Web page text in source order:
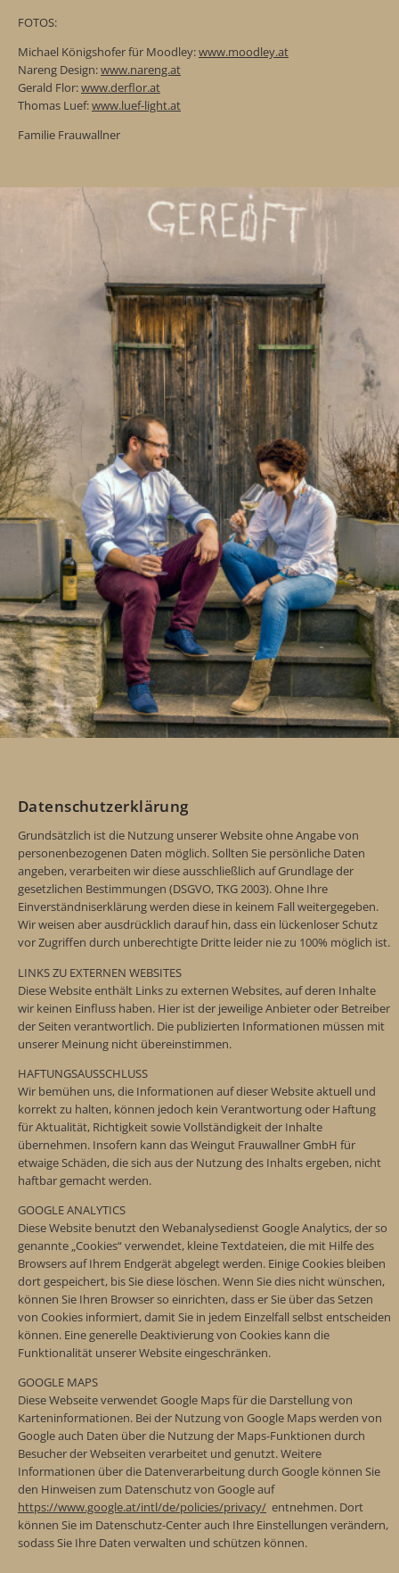
FOTOS:
Michael Königshofer für Moodley:www.moodley.at
Nareng Design:www.nareng.at
Gerald Flor:www.derflor.at
Thomas Luef:www.luef-light.at
Familie Frauwallner
Datenschutzerklärung
Grundsätzlich ist die Nutzung unserer Website ohne Angabe von
personenbezogenen Daten möglich. Sollten Sie persönliche Daten
angeben, verarbeiten wir diese ausschließlich auf Grundlage der
gesetzlichen Bestimmungen (DSGVO, TKG 2003). Ohne Ihre
Einverständniserklärung werden diese in keinem Fall weitergegeben.
Wir weisen aber ausdrücklich darauf hin, dass ein lückenloser Schutz
vor Zugriffen durch unberechtigte Dritte leider nie zu 100% möglich ist.
LINKS ZU EXTERNEN WEBSITES
Diese Website enthält Links zu externen Websites, auf deren Inhalte
wir keinen Einfluss haben. Hier ist der jeweilige Anbieter oder Betreiber
der Seiten verantwortlich. Die publizierten Informationen müssen mit
unserer Meinung nicht übereinstimmen.
HAFTUNGSAUSSCHLUSS
Wir bemühen uns, die Informationen auf dieser Website aktuell und
korrekt zu halten, können jedoch kein Verantwortung oder Haftung
für Aktualität, Richtigkeit sowie Vollständigkeit der Inhalte
übernehmen. Insofern kann das Weingut Frauwallner GmbH für
etwaige Schäden, die sich aus der Nutzung des Inhalts ergeben, nicht
haftbar gemacht werden.
GOOGLE ANALYTICS
Diese Website benutzt den Webanalysedienst Google Analytics, der so
genannte „Cookies“ verwendet, kleine Textdateien, die mit Hilfe des
Browsers auf Ihrem Endgerät abgelegt werden. Einige Cookies bleiben
dort gespeichert, bis Sie diese löschen. Wenn Sie dies nicht wünschen,
können Sie Ihren Browser so einrichten, dass er Sie über das Setzen
von Cookies informiert, damit Sie in jedem Einzelfall selbst entscheiden
können. Eine generelle Deaktivierung von Cookies kann die
Funktionalität unserer Website eingeschränken.
GOOGLE MAPS
Diese Webseite verwendet Google Maps für die Darstellung von
Karteninformationen. Bei der Nutzung von Google Maps werden von
Google auch Daten über die Nutzung der Maps-Funktionen durch
Besucher der Webseiten verarbeitet und genutzt. Weitere
Informationen über die Datenverarbeitung durch Google können Sie
den Hinweisen zum Datenschutz von Google auf
https://www.google.at/intl/de/policies/privacy/ entnehmen. Dort
können Sie im Datenschutz-Center auch Ihre Einstellungen verändern,
sodass Sie Ihre Daten verwalten und schützen können.